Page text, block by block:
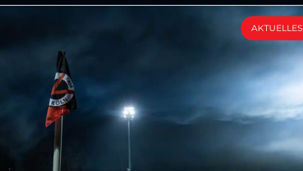
AKTUELLES